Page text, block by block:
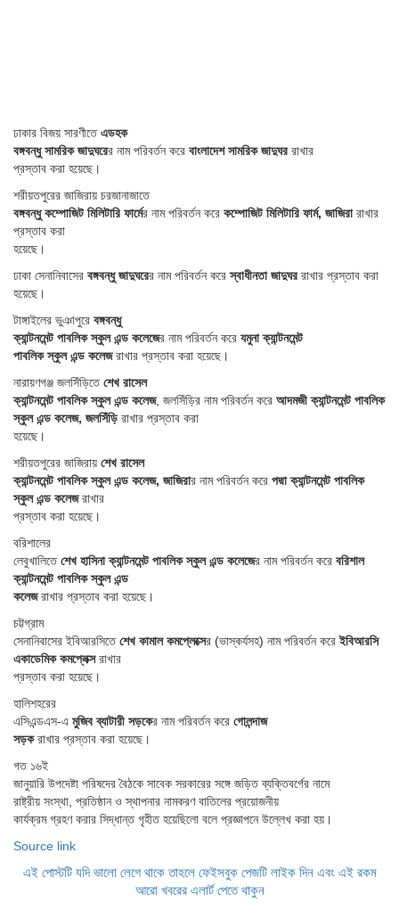
ঢাকার বিজয় সারণীতেএডহক
বঙ্গবন্ধু সামরিক জাদুঘরের নাম পরিবর্তন করে বাংলাদেশ সামরিক জাদুঘর রাখার
প্রস্তাব করা হয়েছে।
শরীয়তপুরের জাজিরায় চরজানাজাতে
বঙ্গবন্ধু কম্পোজিট মিলিটারি ফার্মের নাম পরিবর্তন করে কম্পোজিট মিলিটারি ফার্ম, জাজিরারাখার
প্রস্তাব করা
হয়েছে।
ঢাকা সেনানিবাসের বঙ্গবন্ধু জাদুঘরের নাম পরিবর্তন করেস্বাধীনতা জাদুঘর রাখার প্রস্তাব করা
হয়েছে।
টাঙ্গাইলের ভুঞাপুরে বঙ্গবন্ধু
ক্যান্টনমেন্ট পাবলিক স্কুল এন্ড কলেজের নাম পরিবর্তন করে যমুনা ক্যান্টনমেন্ট
পাবলিক স্কুল এন্ড কলেজরাখার প্রস্তাব করা হয়েছে।
নারায়ণগঞ্জ জলসিঁড়িতেশেখ রাসেল
ক্যান্টনমেন্ট পাবলিক স্কুল এন্ড কলেজ, জলসিঁড়ির নাম পরিবর্তন করে আদমজী ক্যান্টনমেন্ট পাবলিক
স্কুল এন্ড কলেজ, জলসিঁড়িরাখার প্রস্তাব করা
হয়েছে।
শরীয়তপুরের জাজিরায় শেখ রাসেল
ক্যান্টনমেন্ট পাবলিক স্কুল এন্ড কলেজ, জাজিরার নাম পরিবর্তন করে পদ্মা ক্যান্টনমেন্ট পাবলিক
স্কুল এন্ড কলেজরাখার
প্রস্তাব করা হয়েছে।
বরিশালের
লেবুখালিতেশেখ হাসিনা ক্যান্টনমেন্ট পাবলিক স্কুল এন্ড কলেজের নাম পরিবর্তন করে বরিশাল
ক্যান্টনমেন্ট পাবলিক স্কুল এন্ড
কলেজরাখার প্রস্তাব করা হয়েছে।
চট্টগ্রাম
সেনানিবাসের ইবিআরসিতেশেখ কামাল কমপ্লেক্সের (ভাস্কর্যসহ) নাম পরিবর্তন করেইবিআরসি
একাডেমিক কমপ্লেক্সরাখার
প্রস্তাব করা হয়েছে।
হালিশহরের
এসিএন্ডএস-এ মুজিব ব্যাটারী সড়কের নাম পরিবর্তন করে গোলন্দাজ
সড়করাখার প্রস্তাব করা হয়েছে।
গত ১৬ই
জানুয়ারি উপদেষ্টা পরিষদের বৈঠকে সাবেক সরকারের সঙ্গে জড়িত ব্যক্তিবর্গের নামে
রাষ্ট্রীয় সংস্থা, প্রতিষ্ঠান ও স্থাপনার নামকরণ বাতিলের প্রয়োজনীয়
কার্যক্রম গ্রহণ করার সিদ্ধান্ত গৃহীত হয়েছিলো বলে প্রজ্ঞাপনে উল্লেখ করা হয়।
Source link
এই পোস্টটি যদি ভালো লেগে থাকে তাহলে ফেইসবুক পেজটি লাইক দিন এবং এই রকম
আরো খবরের এলার্ট পেতে থাকুন